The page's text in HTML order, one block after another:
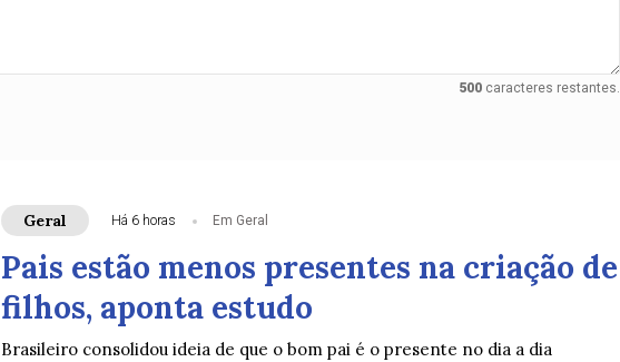
500caracteres restantes.
Geral Há 6 horas Em Geral
Pais estão menos presentes na criação de
filhos, aponta estudo
Brasileiro consolidou ideia de que o bom pai é o presente no dia a dia